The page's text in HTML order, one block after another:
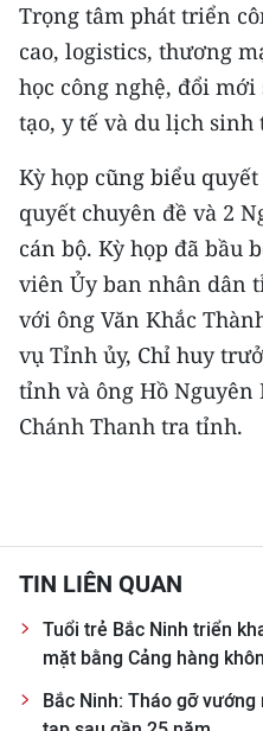
Trọng tâm phát triển
cao, logistics, thương
học công nghệ, đổi mới
tạo, y tế và du lịch
Kỳ họp cũng biểu
quyết chuyên đề và 2
cán bộ. Kỳ họp đã bầu
viên Ủy ban nhân dân
với ông Văn Khắc
vụ Tỉnh ủy, Chỉ huy
tỉnh và ông Hồ
Chánh Thanh tra tỉnh.
TIN LIÊN QUAN
Tuổi trẻ Bắc Ninh triển
mặt bằng Cảng hàng
Bắc Ninh: Tháo gỡ